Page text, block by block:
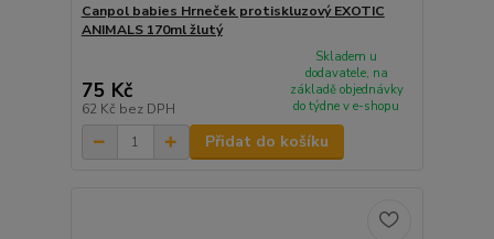
Canpol babies Hrneček protiskluzový EXOTIC
ANIMALS 170ml žlutý
75 Kč
62 Kč bez DPH
Skladem u
dodavatele, na
základě objednávky
do týdne v e-shopu
Přidat do košíku